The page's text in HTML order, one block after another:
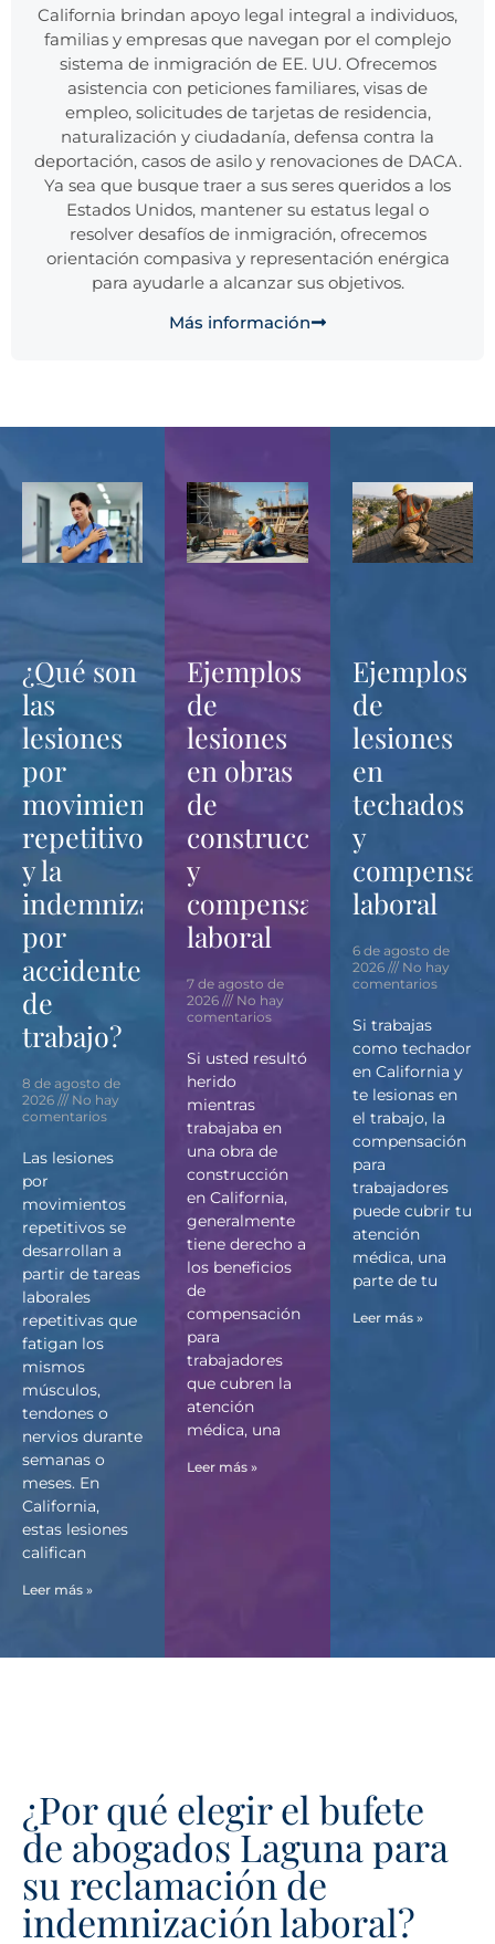
California brindan apoyo legal integral a individuos,
familias y empresas que navegan por el complejo
sistema de inmigración de EE. UU. Ofrecemos
asistencia con peticiones familiares, visas de
empleo, solicitudes de tarjetas de residencia,
naturalización y ciudadanía, defensa contra la
deportación, casos de asilo y renovaciones de DACA.
Ya sea que busque traer a sus seres queridos a los
Estados Unidos, mantener su estatus legal o
resolver desafíos de inmigración, ofrecemos
orientación compasiva y representación enérgica
para ayudarle a alcanzar sus objetivos.
Más información
¿Qué son
las
lesiones
por
movimientos
repetitivos
y la
indemnización
por
accidentes
de
trabajo?
8 de agosto de
2026
No hay
comentarios
Las lesiones
por
movimientos
repetitivos se
desarrollan a
partir de tareas
laborales
repetitivas que
fatigan los
mismos
músculos,
tendones o
nervios durante
semanas o
meses. En
California,
estas lesiones
califican
Leer más »
Ejemplos
de
lesiones
en obras
de
construcción
y
compensación
laboral
7 de agosto de
2026
No hay
comentarios
Si usted resultó
herido
mientras
trabajaba en
una obra de
construcción
en California,
generalmente
tiene derecho a
los beneficios
de
compensación
para
trabajadores
que cubren la
atención
médica, una
Leer más »
Ejemplos
de
lesiones
en
techados
y
laboral
6 de agosto de
2026
No hay
comentarios
Si trabajas
como techador
en California y
te lesionas en
el trabajo, la
compensación
para
trabajadores
puede cubrir tu
atención
médica, una
parte de tu
Leer más »
¿Por qué elegir el bufete
de abogados Laguna para
su reclamación de
indemnización laboral?